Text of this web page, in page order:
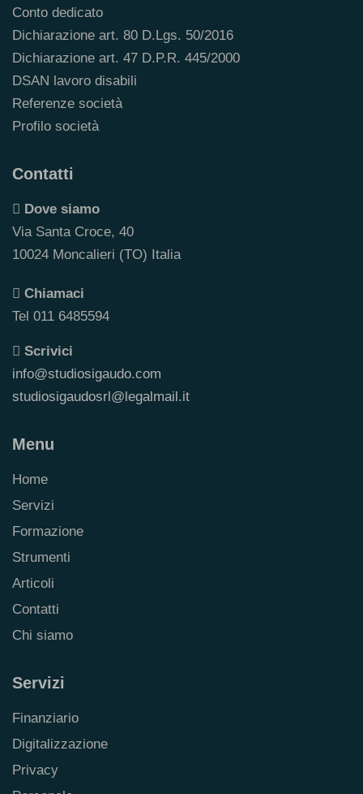
Conto dedicato
Dichiarazione art. 80 D.Lgs. 50/2016
Dichiarazione art. 47 D.P.R. 445/2000
DSAN lavoro disabili
Referenze società
Profilo società
Contatti
Dove siamo
Via Santa Croce, 40
10024 Moncalieri (TO) Italia
Chiamaci
Tel 011 6485594
Scrivici
info@studiosigaudo.com
studiosigaudosrl@legalmail.it
Menu
Home
Servizi
Formazione
Strumenti
Articoli
Contatti
Chi siamo
Servizi
Finanziario
Digitalizzazione
Privacy